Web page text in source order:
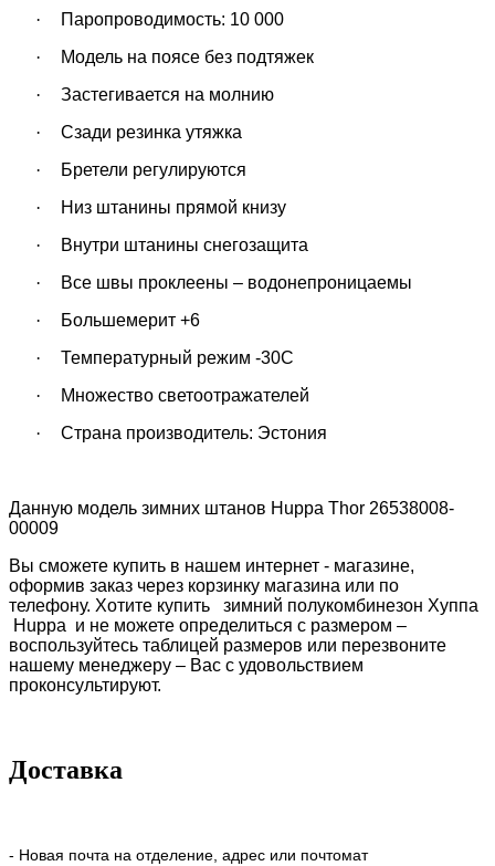
·
Паропроводимость: 10 000
·
Модель на поясе без подтяжек
·
Застегивается на молнию
·
Сзади резинка утяжка
·
Бретели регулируются
·
Низ штанины прямой книзу
·
Внутри штанины снегозащита
·
Все швы проклеены – водонепроницаемы
·
Большемерит +6
·
Температурный режим -30С
·
Множество светоотражателей
·
Страна производитель: Эстония
Данную модель зимних штанов Huppa Thor 26538008-
00009
Вы сможете купить в нашем интернет - магазине,
оформив заказ через корзинку магазина или по
телефону. Хотите купить зимний полукомбинезон Хуппа
Huppa и не можете определиться с размером –
воспользуйтесь таблицей размеров или перезвоните
нашему менеджеру – Вас с удовольствием
проконсультируют.
Доставка
- Новая почта на отделение, адрес или почтомат